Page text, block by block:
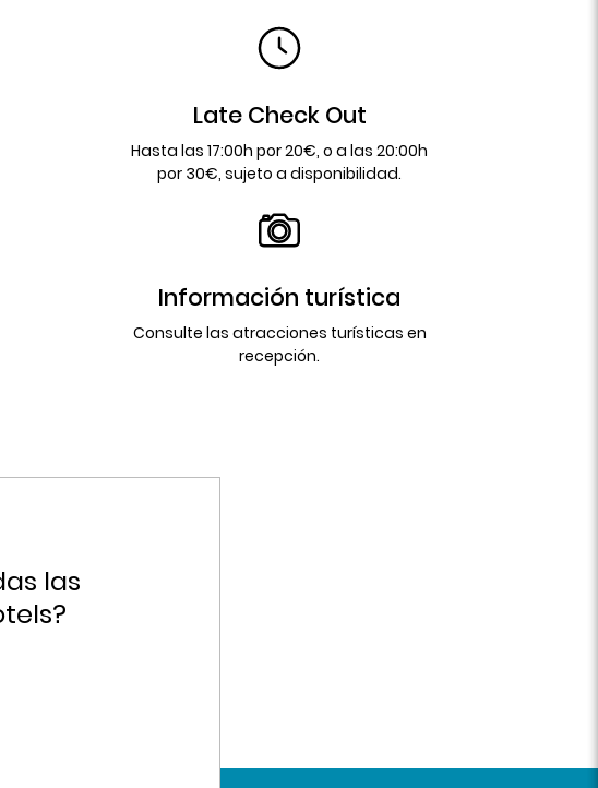
Late Check Out
Hasta las 17:00h por 20€, o a las 20:00h
por 30€, sujeto a disponibilidad.
Información turística
Consulte las atracciones turísticas en
recepción.
las